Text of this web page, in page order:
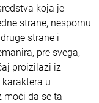
koja je
strane, nespornu
strane i
pre svega,
proizilazi iz
u
moći da se ta